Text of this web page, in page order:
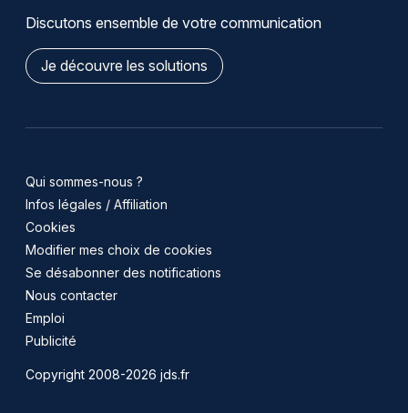
Discutons ensemble de votre communication
Je découvre les solutions
Qui sommes-nous ?
Infos légales / Affiliation
Cookies
Modifier mes choix de cookies
Se désabonner des notifications
Nous contacter
Emploi
Publicité
Copyright 2008-2026 jds.fr